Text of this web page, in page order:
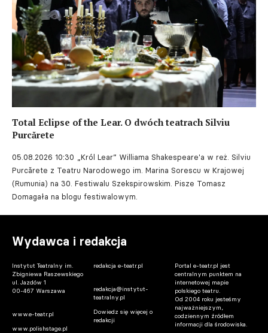
Total Eclipse of the Lear. O dwóch teatrach Silviu
Purcărete
05.08.2026 10:30
„Król Lear” Williama Shakespeare'a w reż. Silviu
Purcărete z Teatru Narodowego im. Marina Sorescu w Krajowej
(Rumunia) na 30. Festiwalu Szekspirowskim. Pisze Tomasz
Domagała na blogu festiwalowym.
Wydawca i redakcja
Instytut Teatralny im.
Zbigniewa Raszewskiego
ul. Jazdów 1
00-467 Warszawa
www.e-teatr.pl
www.polishstage.pl
redakcja e-teatr.pl
redakcja@instytut-
teatralny.pl
Dowiedz się więcej o
redakcji
Portal e-teatr.pl jest
centralnym punktem na
internetowej mapie
polskiego teatru.
Od 2004 roku jesteśmy
najważniejszym,
codziennym źródłem
informacji dla środowiska.